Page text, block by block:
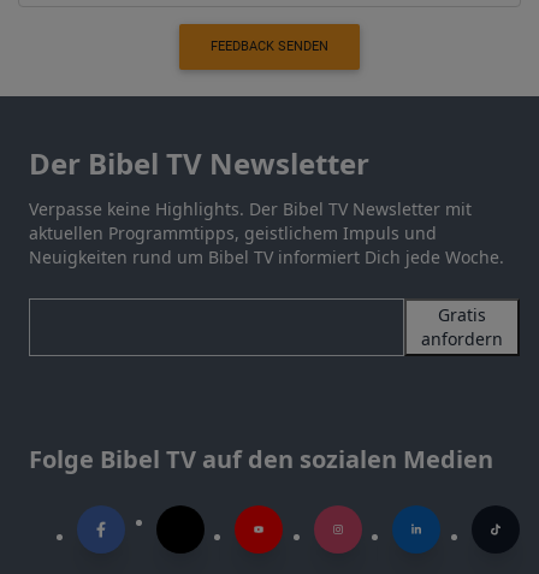
FEEDBACK SENDEN
Der Bibel TV Newsletter
Verpasse keine Highlights. Der Bibel TV Newsletter mit
aktuellen Programmtipps, geistlichem Impuls und
Neuigkeiten rund um Bibel TV informiert Dich jede Woche.
Gratis
anfordern
Folge Bibel TV auf den sozialen Medien